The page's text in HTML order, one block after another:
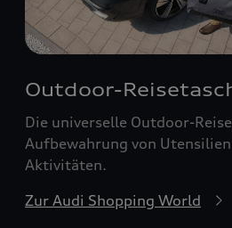
Outdoor-
Die universelle Outdoor-
Aufbewahrung von
Aktivitäten.
Zur Audi Shopping World